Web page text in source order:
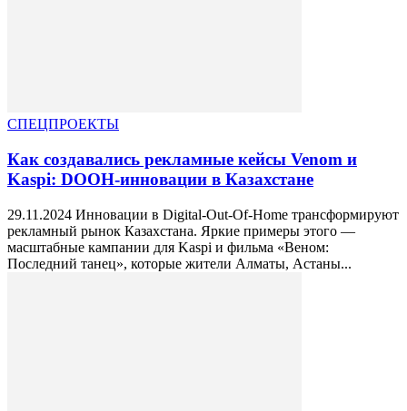
СПЕЦПРОЕКТЫ
Как создавались рекламные кейсы Venom и
Kaspi: DOOH-инновации в Казахстане
29.11.2024 Инновации в Digital-Out-Of-Home трансформируют
рекламный рынок Казахстана. Яркие примеры этого —
масштабные кампании для Kaspi и фильма «Веном:
Последний танец», которые жители Алматы, Астаны...